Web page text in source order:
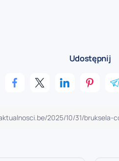
Udostępnij